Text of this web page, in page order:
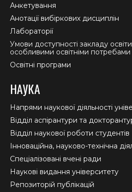
Анкетування
Анотації вибіркових дисциплін
Лабораторії
Умови доступності закладу
особливими освітніми потребами
Освітні програми
НАУКА
Напрями наукової діяльності
Відділ аспірантури та
Відділ наукової роботи студентів
Інноваційна, науково-технічна
Спеціалізовані вчені ради
Наукові видання університету
Репозиторій публікацій